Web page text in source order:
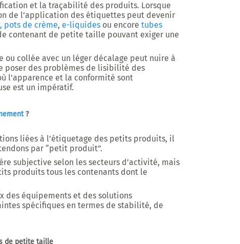
et la traçabilité des produits. Lorsque
de l’application des étiquettes peut devenir
pots de crème, e-liquides ou encore tubes
contenant de petite taille pouvant exiger une
collée avec un léger décalage peut nuire à
poser des problèmes de lisibilité des
l’apparence et la conformité sont
est un impératif.
?
liées à l’étiquetage des petits produits, il
par “petit produit”.
subjective selon les secteurs d’activité, mais
produits tous les contenants dont le
des équipements et des solutions
spécifiques en termes de stabilité, de
de petite taille